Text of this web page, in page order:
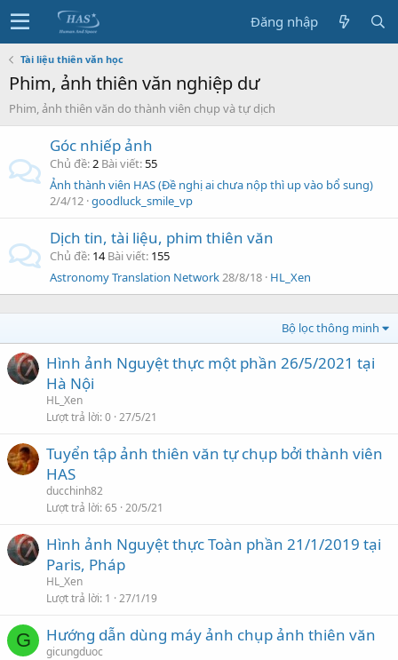
Đăng nhập
Tài liệu thiên văn học
Phim, ảnh thiên văn nghiệp dư
Phim, ảnh thiên văn do thành viên chụp và tự dịch
Góc nhiếp ảnh
Chủ đề 2 Bài viết 55
Ảnh thành viên HAS (Đề nghị ai chưa nộp thì up vào bổ sung)
2/4/12 goodluck_smile_vp
Dịch tin, tài liệu, phim thiên văn
Chủ đề 14 Bài viết 155
Astronomy Translation Network28/8/18 HL_Xen
Bộ lọc thông minh
Hình ảnh Nguyệt thực một phần 26/5/2021 tại
Hà Nội
HL_Xen
Lượt trả lời 0 27/5/21
Tuyển tập ảnh thiên văn tự chụp bởi thành viên
HAS
ducchinh82
Lượt trả lời 65 20/5/21
Hình ảnh Nguyệt thực Toàn phần 21/1/2019 tại
Paris, Pháp
HL_Xen
Lượt trả lời 1 27/1/19
G Hướng dẫn dùng máy ảnh chụp ảnh thiên văn
gicungduoc